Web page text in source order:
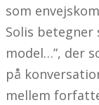
som
Solis betegner
model…”, der
på
mellem